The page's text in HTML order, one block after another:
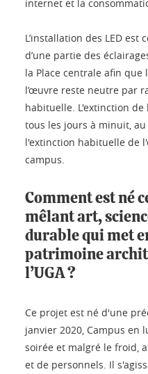
internet et la
L’installation des LED est
d’une partie des
la Place centrale afin que
l’œuvre reste neutre par
habituelle. L'extinction
tous les jours à minuit,
l'extinction habituelle de
campus.
Comment est né
mêlant art,
durable qui met
patrimoine
l’UGA ?
Ce projet est né d'une
janvier 2020, Campus en
soirée et malgré le froid,
et de personnels. Il